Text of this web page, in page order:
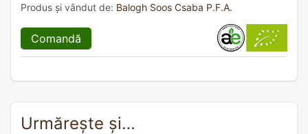
Produs și vândut de: Balogh Soos Csaba P.F.A.
Comandă
Urmărește și…